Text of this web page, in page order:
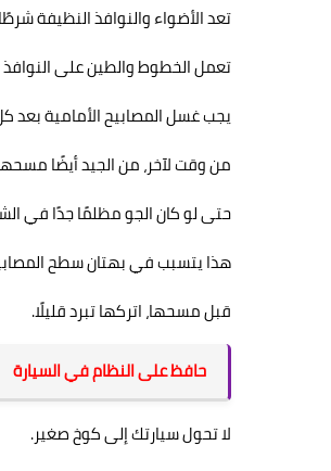
تعد الأضواء والنوافذ النظيفة
تعمل الخطوط والطين على
يجب غسل المصابيح الأمامية بعد
من وقت لآخر، من الجيد أيضًا
حتى لو كان الجو مظلمًا جدًا في
هذا يتسبب في بهتان سطح
قبل مسحها، اتركها تبرد قليلًا.
حافظ على النظام في السيارة
لا تحول سيارتك إلى كوخ صغير.